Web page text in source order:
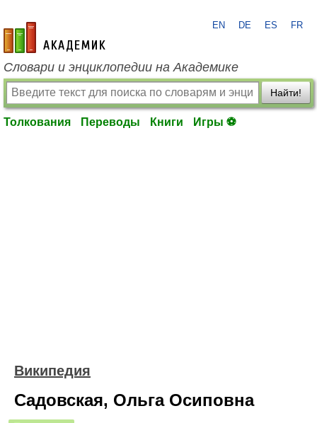
academic.ru
EN DE ES FR
Словари и энциклопедии на Академике
Найти!
Толкования Переводы Книги Игры ⚽
Википедия
Садовская, Ольга Осиповна